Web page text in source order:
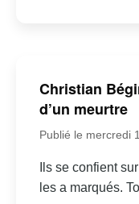
Christian
d’un meurtre
Publié le mercredi
Ils se confient
les a marqués.